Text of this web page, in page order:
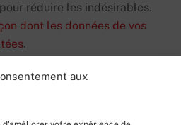
aux
réduire les indésirables.
dont les données de vos
.